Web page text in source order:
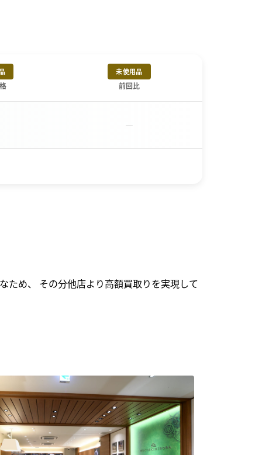
未使用品
前回比
－
ため、 その分他店より高額買取りを実現して